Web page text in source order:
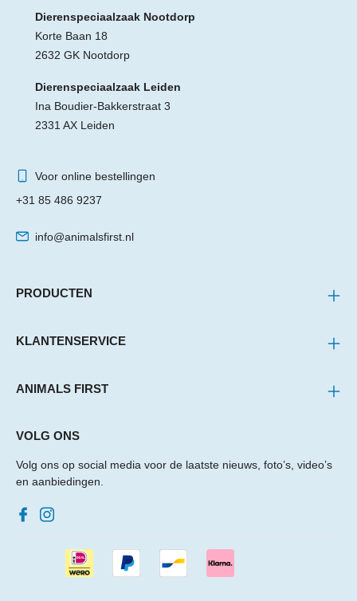
Dierenspeciaalzaak Nootdorp
Korte Baan 18
2632 GK Nootdorp
Dierenspeciaalzaak Leiden
Ina Boudier-Bakkerstraat 3
2331 AX Leiden
Voor online bestellingen
+31 85 486 9237
info@animalsfirst.nl
PRODUCTEN
KLANTENSERVICE
ANIMALS FIRST
VOLG ONS
Volg ons op social media voor de laatste nieuws, foto’s, video’s
en aanbiedingen.